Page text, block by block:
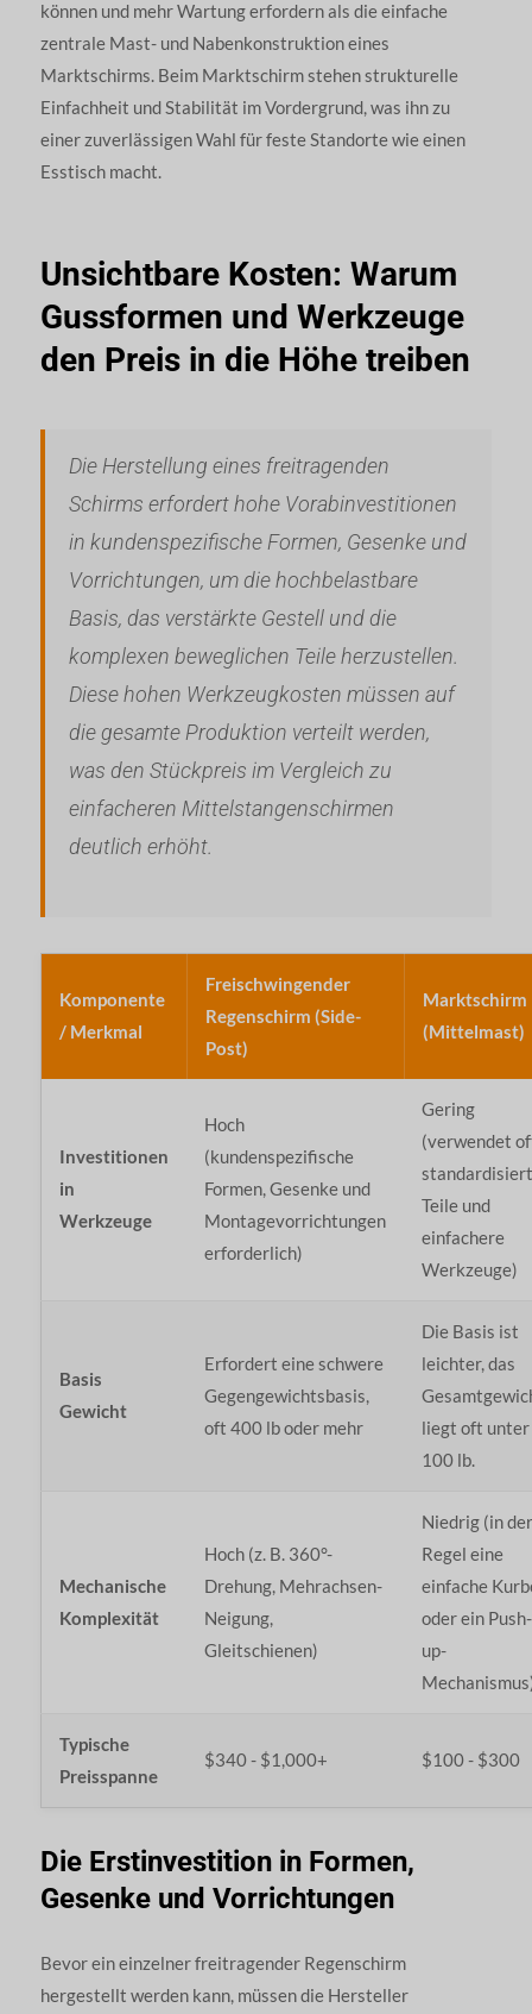
können und mehr Wartung erfordern als die einfache
zentrale Mast- und Nabenkonstruktion eines
Marktschirms. Beim Marktschirm stehen strukturelle
Einfachheit und Stabilität im Vordergrund, was ihn zu
einer zuverlässigen Wahl für feste Standorte wie einen
Esstisch macht.
Unsichtbare Kosten: Warum
Gussformen und Werkzeuge
den Preis in die Höhe treiben
Die Herstellung eines freitragenden
Schirms erfordert hohe Vorabinvestitionen
in kundenspezifische Formen, Gesenke und
Vorrichtungen, um die hochbelastbare
Basis, das verstärkte Gestell und die
komplexen beweglichen Teile herzustellen.
Diese hohen Werkzeugkosten müssen auf
die gesamte Produktion verteilt werden,
was den Stückpreis im Vergleich zu
einfacheren Mittelstangenschirmen
deutlich erhöht.
Komponente
/ Merkmal
Freischwingender
Regenschirm (Side-
Post)
Marktschirm
(Mittelmast)
Investitionen
in
Werkzeuge
Hoch
(kundenspezifische
Formen, Gesenke und
Montagevorrichtungen
erforderlich)
Gering
(verwendet
Teile und
einfachere
Werkzeuge)
Basis
Gewicht
Erfordert eine schwere
Gegengewichtsbasis,
oft 400 lb oder mehr
Die Basis ist
leichter, das
liegt oft unter
100 lb.
Mechanische
Komplexität
Hoch (z. B. 360°-
Drehung, Mehrachsen-
Neigung,
Gleitschienen)
Niedrig (in der
Regel eine
einfache
oder ein Push-
up-
Typische
Preisspanne
$340 - $1,000+ $100 - $300
Die Erstinvestition in Formen,
Gesenke und Vorrichtungen
Bevor ein einzelner freitragender Regenschirm
hergestellt werden kann, müssen die Hersteller